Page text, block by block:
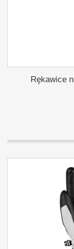
Rękawice